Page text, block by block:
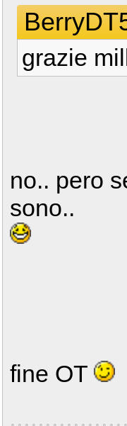
grazie
no.. pero
sono..
fine OT